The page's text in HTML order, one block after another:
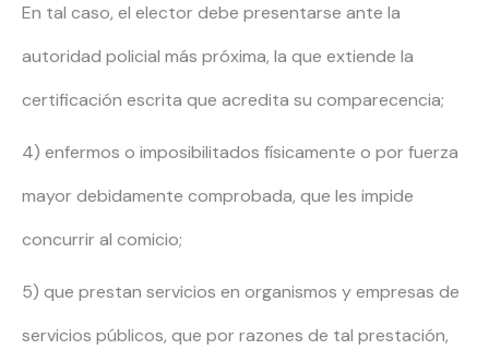
En tal caso, el elector debe presentarse ante la
autoridad policial más próxima, la que extiende la
certificación escrita que acredita su comparecencia;
4) enfermos o imposibilitados físicamente o por fuerza
mayor debidamente comprobada, que les impide
concurrir al comicio;
5) que prestan servicios en organismos y empresas de
servicios públicos, que por razones de tal prestación,